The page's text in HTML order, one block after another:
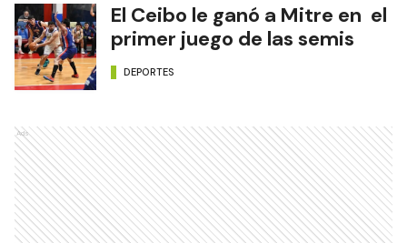
El Ceibo le ganó a Mitre en el
primer juego de las semis
DEPORTES
Ads